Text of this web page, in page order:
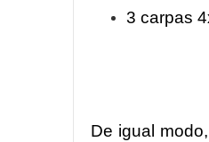
3 carpas
De igual